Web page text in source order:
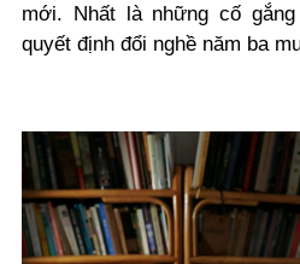
mới. Nhất là những cố
quyết định đổi nghề năm ba